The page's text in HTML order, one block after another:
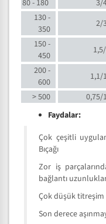
80 - 180
3/
130 -
350
2/
150 -
450
200 -
600
1,1/
> 500
0,75/
Faydalar:
Çok çeşitli
Bıçağı
Zor iş
bağlantı
Çok düşük titreşim
Son derece